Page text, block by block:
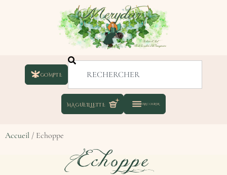
COMPTE
Accueil / Echoppe
Echoppe